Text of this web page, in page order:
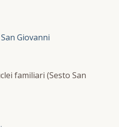
Giovanni
familiari (Sesto San